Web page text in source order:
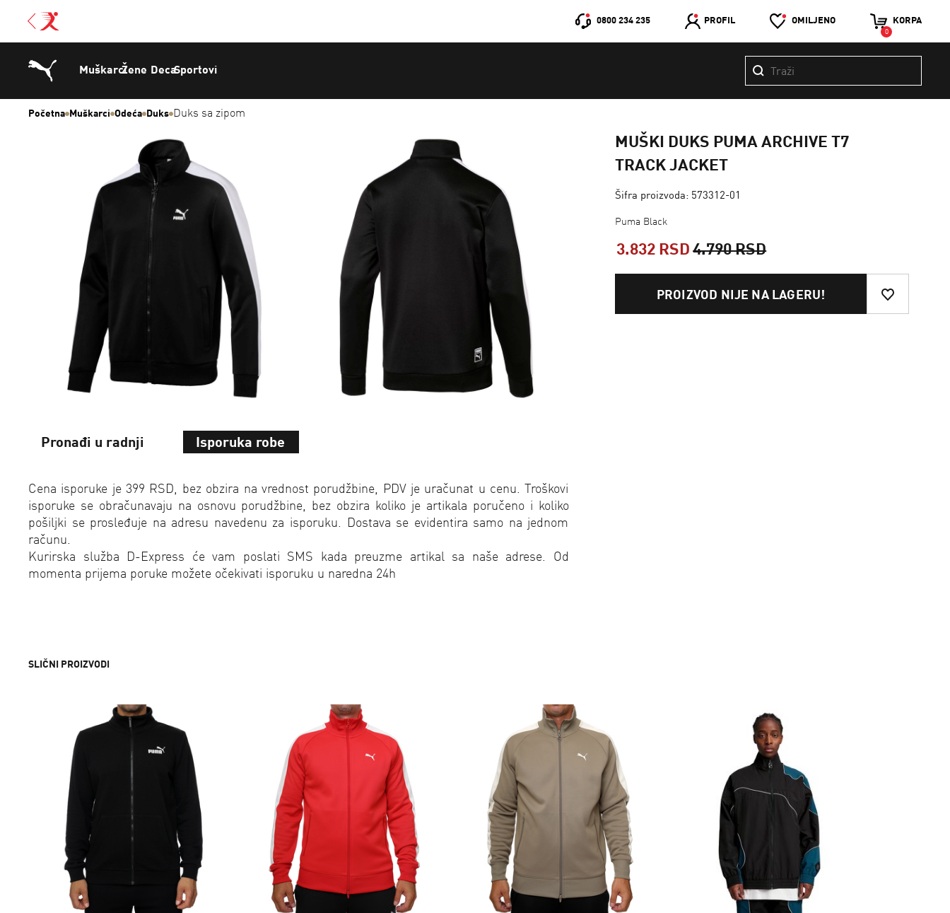
0800 234 235 PROFIL OMILJENO KORPA
0
MuškarciŽene DecaSportovi
Početna Muškarci Odeća Duks Duks sa zipom
Pronađi u radnji Isporuka robe
Cena isporuke je 399 RSD, bez obzira na vrednost porudžbine, PDV je uračunat u cenu. Troškovi
isporuke se obračunavaju na osnovu porudžbine, bez obzira koliko je artikala poručeno i koliko
pošiljki se prosleđuje na adresu navedenu za isporuku. Dostava se evidentira samo na jednom
računu.
Kurirska služba D-Express će vam poslati SMS kada preuzme artikal sa naše adrese. Od
momenta prijema poruke možete očekivati isporuku u naredna 24h
MUŠKI DUKS PUMA ARCHIVE T7
TRACK JACKET
Šifra proizvoda: 573312-01
Puma Black
3.832 RSD 4.790 RSD
PROIZVOD NIJE NA LAGERU!
SLIČNI PROIZVODI